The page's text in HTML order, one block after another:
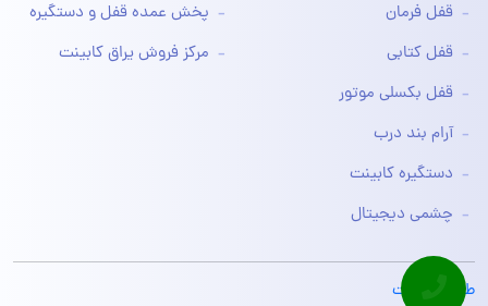
قفل فرمان
قفل کتابی
قفل بکسلی موتور
آرام بند درب
دستگیره کابینت
چشمی دیجیتال
پخش عمده قفل و دستگیره
مرکز فروش یراق کابینت
طراحی سایت